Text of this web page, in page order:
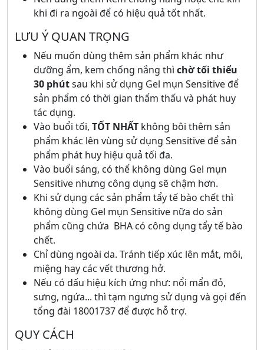
khi đi ra ngoài để có hiệu quả tốt nhất.
LƯU Ý QUAN TRỌNG
Nếu muốn dùng thêm sản phẩm khác như
dưỡng ẩm, kem chống nắng thì chờ tối thiểu
30 phútsau khi sử dụng Gel mụn Sensitive để
sản phẩm có thời gian thẩm thấu và phát huy
tác dụng.
Vào buổi tối, TỐT NHẤT không bôi thêm sản
phẩm khác lên vùng sử dụng Sensitive để sản
phẩm phát huy hiệu quả tối đa.
Vào buổi sáng, có thể không dùng Gel mụn
Sensitive nhưng công dụng sẽ chậm hơn.
Khi sử dụng các sản phẩm tẩy tế bào chết thì
không dùng Gel mụn Sensitive nữa do sản
phẩm cũng chứa BHA có công dụng tẩy tế bào
chết.
Chỉ dùng ngoài da. Tránh tiếp xúc lên mắt, môi,
miệng hay các vết thương hở.
Nếu có dấu hiệu kích ứng như: nổi mẩn đỏ,
sưng, ngứa... thì tạm ngưng sử dụng và gọi đến
tổng đài 18001737 để được hỗ trợ.
QUY CÁCH